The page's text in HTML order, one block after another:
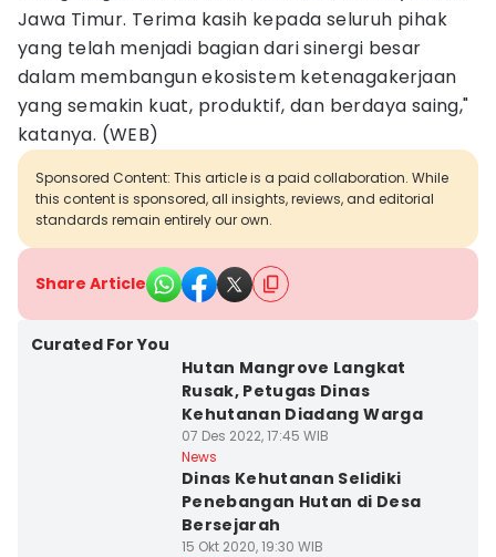
Jawa Timur. Terima kasih kepada seluruh pihak
yang telah menjadi bagian dari sinergi besar
dalam membangun ekosistem ketenagakerjaan
yang semakin kuat, produktif, dan berdaya saing,"
katanya. (WEB)
Sponsored Content: This article is a paid collaboration. While
this content is sponsored, all insights, reviews, and editorial
standards remain entirely our own.
Share Article
Curated For You
Hutan Mangrove Langkat
Rusak, Petugas Dinas
Kehutanan Diadang Warga
07 Des 2022, 17:45 WIB
News
Dinas Kehutanan Selidiki
Penebangan Hutan di Desa
Bersejarah
15 Okt 2020, 19:30 WIB